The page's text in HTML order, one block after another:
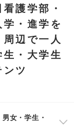
護学部・
・進学を
辺で一人
・大学生
ツ
女・学生・